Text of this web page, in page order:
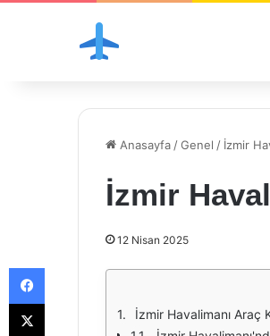
Anasayfa /Genel / İzmir
İzmir
12 Nisan 2025
İzmir Havalimanı Araç
Facebook
X